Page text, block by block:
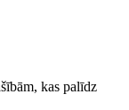
kas palīdz